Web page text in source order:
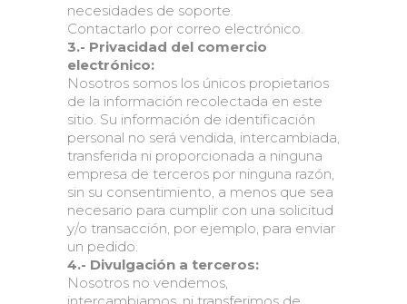
necesidades de soporte.
Contactarlo por correo electrónico.
3.- Privacidad del comercio
electrónico:
Nosotros somos los únicos propietarios
de la información recolectada en este
sitio. Su información de identificación
personal no será vendida, intercambiada,
transferida ni proporcionada a ninguna
empresa de terceros por ninguna razón,
sin su consentimiento, a menos que sea
necesario para cumplir con una solicitud
y/o transacción, por ejemplo, para enviar
un pedido.
4.- Divulgación a terceros:
Nosotros no vendemos,